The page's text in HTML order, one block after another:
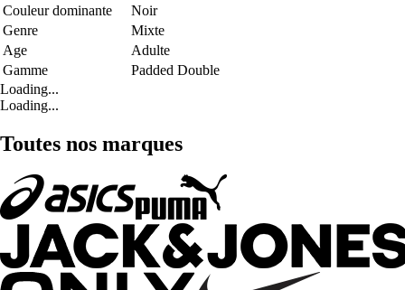
Couleur dominante
Noir
Genre
Mixte
Age
Adulte
Gamme
Padded Double
Loading...
Loading...
Toutes nos marques